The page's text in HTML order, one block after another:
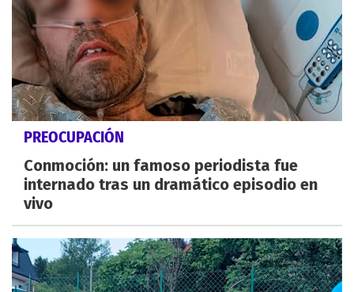
PREOCUPACIÓN
Conmoción: un famoso periodista fue
internado tras un dramático episodio en
vivo